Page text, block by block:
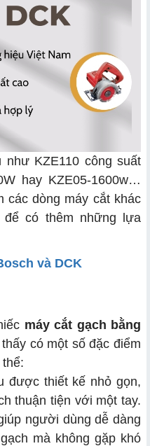
như KZE110 công suất
hay KZE05-1600w…
các dòng máy cắt khác
để có thêm những lựa
và DCK
máy cắt gạch bằng
có một số đặc điểm
được thiết kế nhỏ gọn,
thuận tiện với một tay.
người dùng dễ dàng
mà không gặp khó